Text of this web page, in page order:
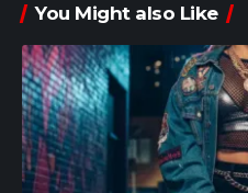
You Might also Like